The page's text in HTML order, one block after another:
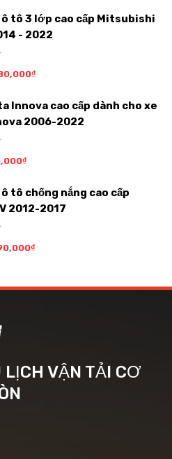
ô tô 3 lớp cao cấp Mitsubishi
- 2022
₫
Innova cao cấp dành cho xe
2006-2022
₫
ô tô chống nắng cao cấp
2012-2017
₫
LỊCH VẬN TẢI CƠ